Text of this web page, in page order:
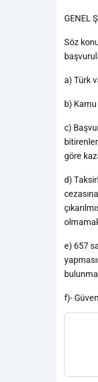
GENEL
Söz
a) Türk
b)
c)
göre
d)
e) 657
f)-